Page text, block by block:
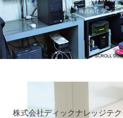
株式会社ディックナレッジテ